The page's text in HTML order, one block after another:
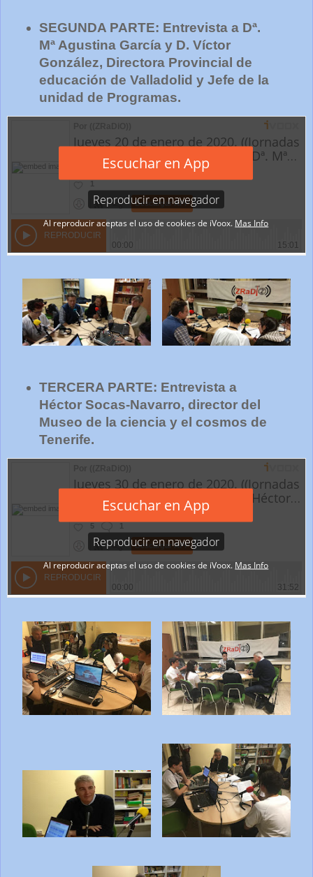
SEGUNDA PARTE: Entrevista a Dª.
Mª Agustina García y D. Víctor
González, Directora Provincial de
educación de Valladolid y Jefe de la
unidad de Programas.
TERCERA PARTE: Entrevista a
Héctor Socas-Navarro, director del
Museo de la ciencia y el cosmos de
Tenerife.